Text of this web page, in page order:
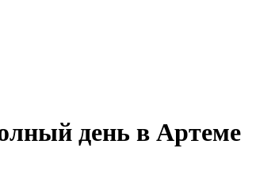
день в Артеме